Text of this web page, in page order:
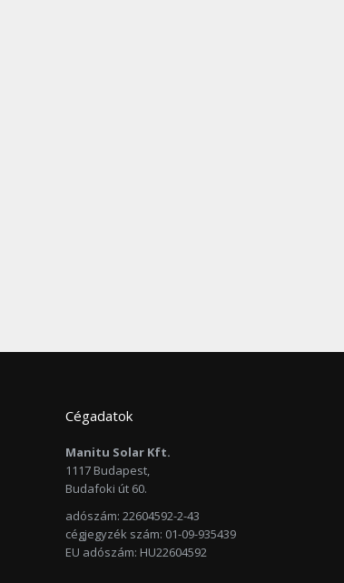
Cégadatok
Manitu Solar Kft.
1117 Budapest,
Budafoki út 60.
adószám: 22604592-2-43
cégjegyzék szám: 01-09-935439
EU adószám: HU22604592